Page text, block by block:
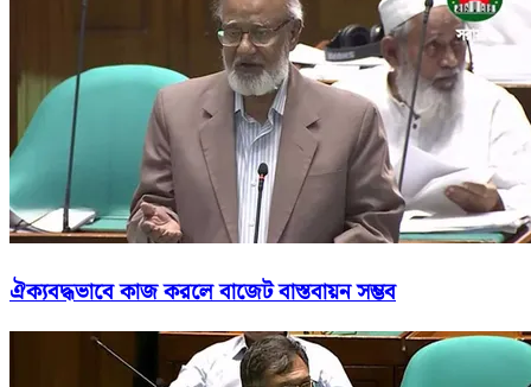
ঐক্যবদ্ধভাবে কাজ করলে বাজেট বাস্তবায়ন সম্ভব